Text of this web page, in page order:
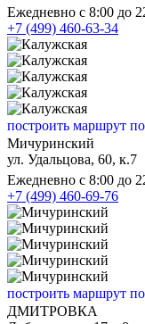
Ежедневно с 8:00 до
+7 (499) 460-63-34
построить маршрут
Мичуринский
ул. Удальцова, 60, к.7
Ежедневно с 8:00 до
+7 (499) 460-69-76
построить маршрут
ДМИТРОВКА